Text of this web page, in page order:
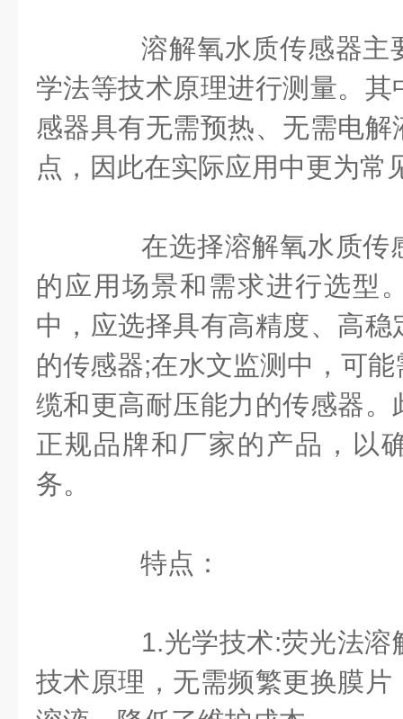
溶解氧水质传感器主
学法等技术原理进行测量。
感器具有无需预热、无需电
点，因此在实际应用中更为常
在选择溶解氧水质传
的应用场景和需求进行选型
中，应选择具有高精度、高
的传感器;在水文监测中，可
缆和更高耐压能力的传感器
正规品牌和厂家的产品，以
务。
特点：
1.光学技术:荧光法溶
技术原理，无需频繁更换膜